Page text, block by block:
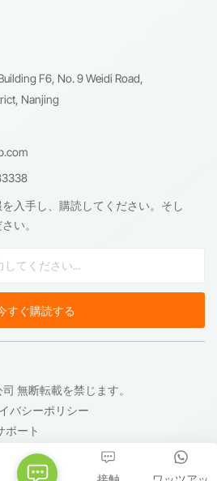
です。複雑な薬理作用を持つこと
ャネル調節、NF-κBシグナル伝達阻
など、複数の細胞経路に作用しま
数の仕様でご提供いたします。医薬
る標準品は、HPLC純度98%以上で
剤スクリーニング向けに、低濃度抽
もご用意しております。最高級の天
ンは、管理された農業区域で栽培さ
ア・テトランドラの根株から持続
います。抽出プロセスでは、以下の
高純度を実現するための分取HPLC
フィーによるバッチ間標準化これに
重金属、農薬、微生物学的制限、お
に関する薬局方基準を満たしてい
な用途と研究に基づいたメリット
薬品開発線維症、自己免疫調節、
した研究において、参照化合物また
用されている。そのカルシウム拮
代謝系の研究にも役立つ。🧪 栄養
康製剤関節の健康、炎症反応、細胞
F6, No. 9 Weidi Road,
Nanjing
入手し、購読してください。そし
い。
無断転載を禁じます。
バシーポリシー
ポート